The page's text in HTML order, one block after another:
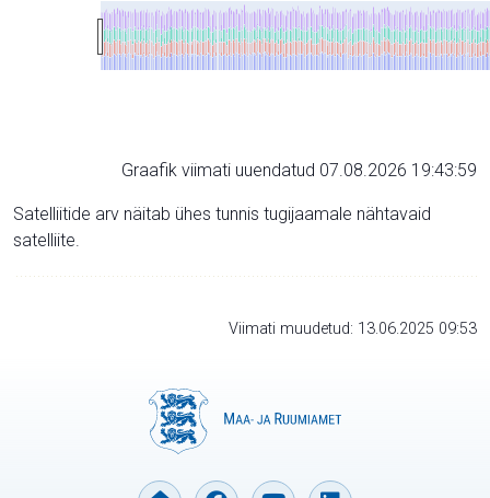
Graafik viimati uuendatud 07.08.2026 19:43:59
Satelliitide arv näitab ühes tunnis tugijaamale nähtavaid
satelliite.
Viimati muudetud: 13.06.2025 09:53